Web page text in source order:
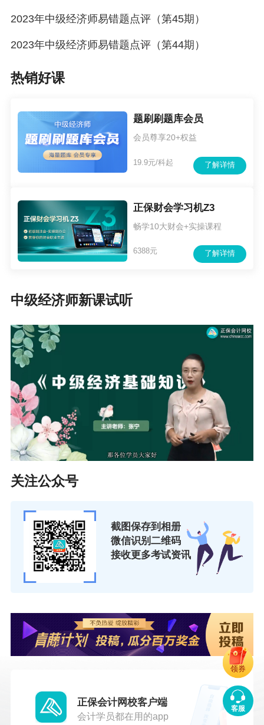
中级经济《建筑与房地产》易错题：投资项目经
济效果评价指标体系
中级经济师《建筑与房地产》易错题：资金时间
价值
中级经济师《建筑与房地产》易错题：投资方案
中级经济师《建筑与房地产》易错题：价值工程
基本原理
中级经济师《建筑与房地产》易错题：社会评价
中级经济师《建筑与房地产》易错题：财务评价
中级经济师《建筑与房地产》易错题： 国民经济
中级经济师《建筑与房地产》易错题：房地产开
发项目的市场定位
中级经济师《建筑与房地产》易错题：建设工程
造价总体构成
中级经济师《建筑与房地产》易错题：投标报价
中级经济师《建筑与房地产》易错题之投标报价
中级经济师《建筑与房地产》易错题：安全文明
施工费的支付
调整方法
中级经济师《建筑与房地产》易错题：网络计划
实施中的检查与分析
中级经济师《建筑与房地产》易错题：网络计划
中级经济师《建筑与房地产》易错题：网络计划
实施中的检查和分析
中级经济师《建筑与房地产》易错题：时间参数
中级经济师《建筑与房地产》易错题：施工评标
中级经济师《建筑》易错题：招标投标法
2023年中级经济师易错题点评（第45期）
2023年中级经济师易错题点评（第44期）
热销好课
题刷刷题库会员
会员尊享20+权益
了解详情
19.9元/科起
正保财会学习机Z3
畅学10大财会+实操课程
了解详情
6388元
中级经济师新课试听
关注公众号
截图保存到相册
微信识别二维码
接收更多考试资讯
正保会计网校客户端
会计学员都在用的app
客服
领券